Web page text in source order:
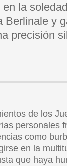
la
Berlinale y
precisión
de los
personales
como
en la
que haya